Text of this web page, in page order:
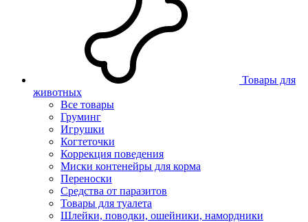
Товары для
животных
Все товары
Груминг
Игрушки
Когтеточки
Коррекция поведения
Миски контенейры для корма
Переноски
Средства от паразитов
Товары для туалета
Шлейки, поводки, ошейники, намордники